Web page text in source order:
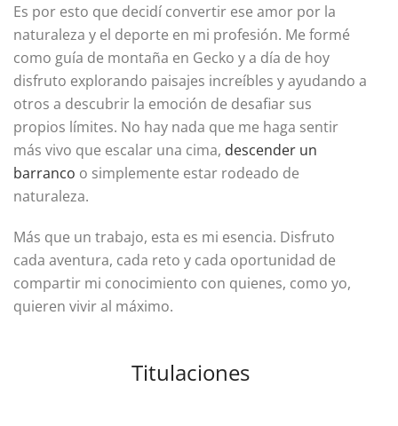
Es por esto que decidí convertir ese amor por la
naturaleza y el deporte en mi profesión. Me formé
como guía de montaña en Gecko y a día de hoy
disfruto explorando paisajes increíbles y ayudando a
otros a descubrir la emoción de desafiar sus
propios límites. No hay nada que me haga sentir
más vivo que escalar una cima, descender un
barranco o simplemente estar rodeado de
naturaleza.
Más que un trabajo, esta es mi esencia. Disfruto
cada aventura, cada reto y cada oportunidad de
compartir mi conocimiento con quienes, como yo,
quieren vivir al máximo.
Titulaciones